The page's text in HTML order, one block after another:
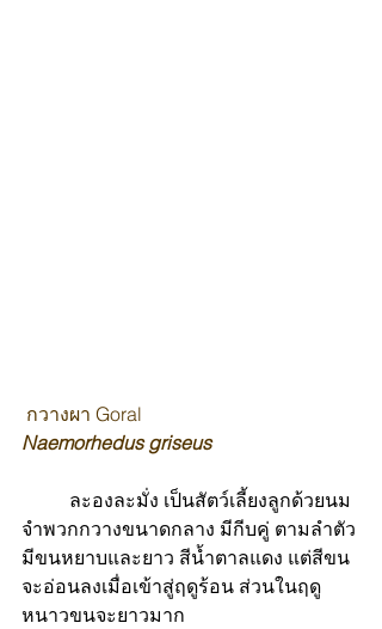
กวางผา Goral
Naemorhedus griseus
ละองละมั่ง เป็นสัตว์เลี้ยงลูกด้วยนม
จำพวกกวางขนาดกลาง มีกีบคู่ ตามลำตัว
มีขนหยาบและยาว สีน้ำตาลแดง แต่สีขน
จะอ่อนลงเมื่อเข้าสู่ฤดูร้อน ส่วนในฤดู
หนาวขนจะยาวมาก